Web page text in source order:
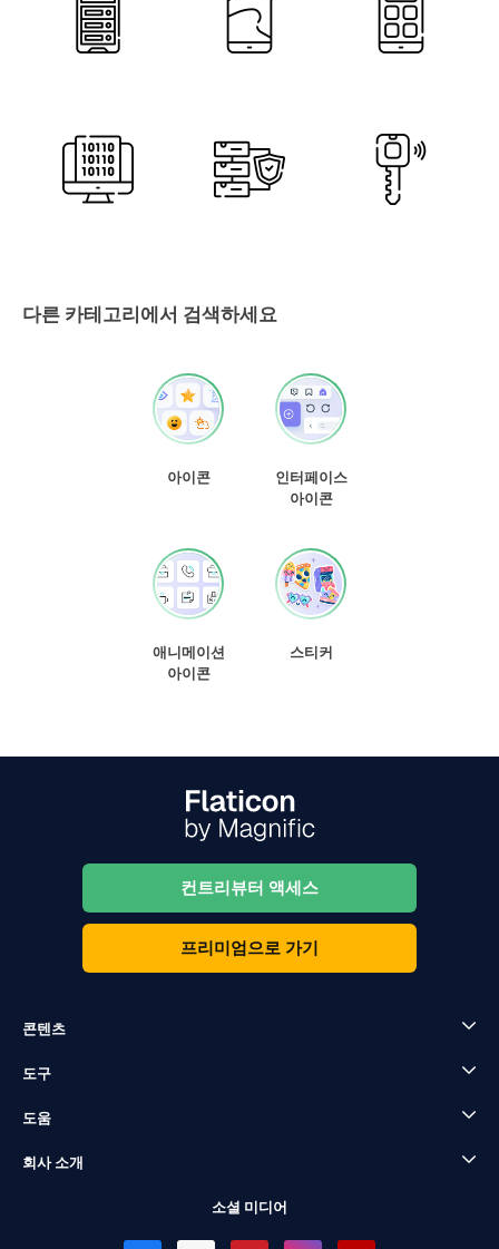
다른 카테고리에서 검색하세요
아이콘
인터페이스
아이콘
애니메이션
아이콘
스티커
컨트리뷰터 액세스
프리미엄으로 가기
콘텐츠
도구
도움
회사 소개
소셜 미디어